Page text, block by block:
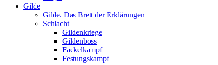
Gilde
Gilde. Das Brett der Erklärungen
Schlacht
Gildenkriege
Gildenboss
Fackelkampf
Festungskampf